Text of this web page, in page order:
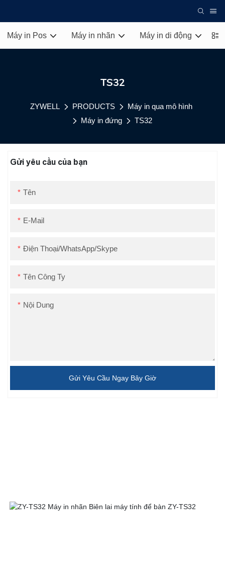
Máy in Pos Máy in nhãn Máy in di động
TS32
ZYWELL PRODUCTS
Máy in qua mô hình
Máy in đứng
TS32
Gửi yêu cầu của bạn
Tên
E-Mail
Điện Thoại/WhatsApp/Skype
Tên Công Ty
Nội Dung
Gửi Yêu Cầu Ngay Bây Giờ